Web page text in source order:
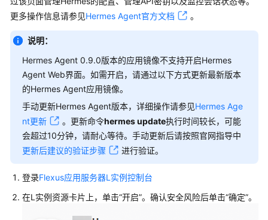
更多操作信息请参见Hermes Agent官方文档 。
说明：
Hermes Agent 0.9.0版本的应用镜像不支持开启Hermes
Agent Web界面。如需开启，请通过以下方式更新最新版本
的Hermes Agent应用镜像。
手动更新Hermes Agent版本，详细操作请参见Hermes Age
nt更新
。更新命令hermes update执行时间较长，可能
会超过10分钟，请耐心等待。手动更新后请按照官网指导中
更新后建议的验证步骤
进行验证。
登录Flexus应用服务器L实例控制台
在L实例资源卡片上，单击“开启”。确认安全风险后单击“确定”。